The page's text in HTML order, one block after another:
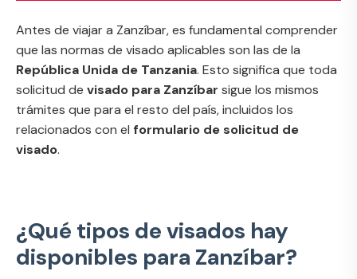
Antes de viajar a Zanzíbar, es fundamental comprender
que las normas de visado aplicables son las de la
República Unida de Tanzania. Esto significa que toda
solicitud de visado para Zanzíbar sigue los mismos
trámites que para el resto del país, incluidos los
relacionados con el formulario de solicitud de
visado.
¿Qué tipos de visados hay
disponibles para Zanzíbar?